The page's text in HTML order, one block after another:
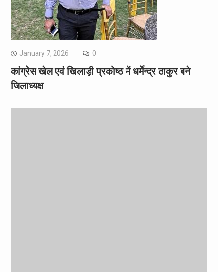
January 7, 2026 0
कांग्रेस खेल एवं खिलाड़ी प्रकोष्ठ में धर्मेन्द्र ठाकुर बने
जिलाध्यक्ष